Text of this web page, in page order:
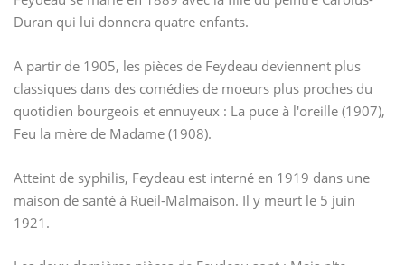
Duran qui lui donnera quatre enfants.
A partir de 1905, les pièces de Feydeau deviennent plus
classiques dans des comédies de moeurs plus proches du
quotidien bourgeois et ennuyeux : La puce à l'oreille (1907),
Feu la mère de Madame (1908).
Atteint de syphilis, Feydeau est interné en 1919 dans une
maison de santé à Rueil-Malmaison. Il y meurt le 5 juin
1921.